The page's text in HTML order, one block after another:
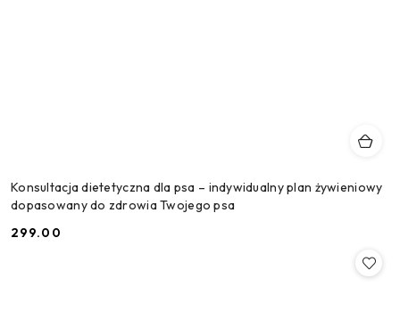
Konsultacja dietetyczna dla psa – indywidualny plan żywieniowy
dopasowany do zdrowia Twojego psa
Cena:
299.00